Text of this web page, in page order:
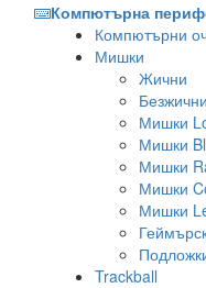
Компютърна
Компютърни
Мишки
Жични
Безжични
Мишки
Мишки
Мишки
Мишки
Мишки
Trackball